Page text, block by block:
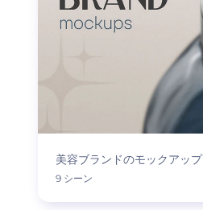
美容ブランドのモックアップ
9 シーン